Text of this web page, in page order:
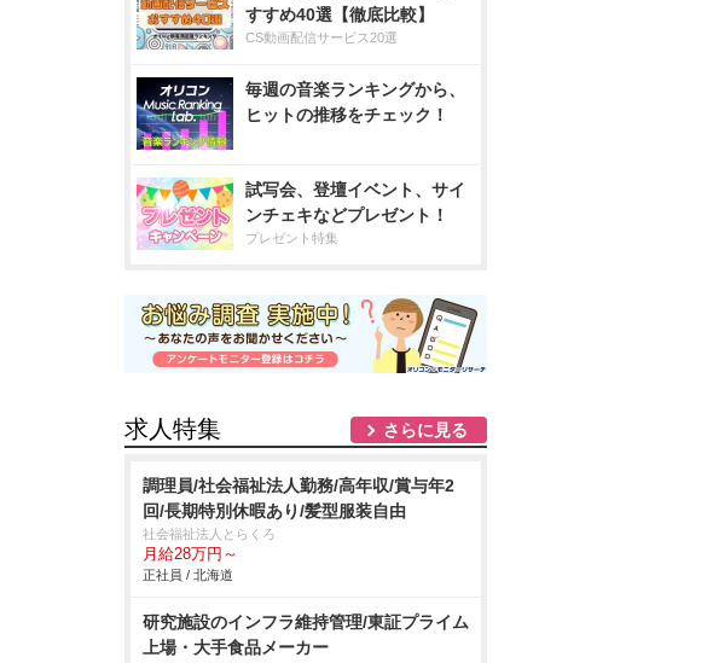
すすめ40選【徹底比較】
CS動画配信サービス20選
毎週の音楽ランキングから、
ヒットの推移をチェック！
試写会、登壇イベント、サイ
ンチェキなどプレゼント！
プレゼント特集
求人特集 さらに見る
調理員/社会福祉法人勤務/高年収/賞与年2
回/長期特別休暇あり/髪型服装自由
社会福祉法人とらくろ
月給28万円～
正社員 / 北海道
研究施設のインフラ維持管理/東証プライム
上場・大手食品メーカー